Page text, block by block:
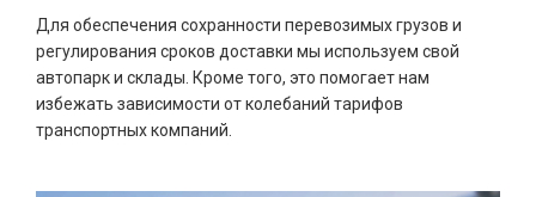
Для обеспечения сохранности перевозимых грузов и
регулирования сроков доставки мы используем свой
автопарк и склады. Кроме того, это помогает нам
избежать зависимости от колебаний тарифов
транспортных компаний.